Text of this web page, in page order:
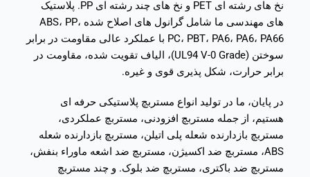
نخ های رشته ای PET و نخ های چند رشته ای PP. پلاستیک
های مهندسی ما شامل گرانول های اصلاح شده ABS، PP،
PC، PBT، PA6، PA6، PA66 با عملکرد عالی مقاومت در برابر
سوختن (UL94 V-0 Grade)، الیاف تقویت شده، مقاومت در
برابر حرارت، شکل پذیری قوی و غیره.
در پایان، ما در تولید انواع مستربچ پلاستیکی حرفه ای
هستیم، از جمله مستربچ افزودنی، مستربچ عملکردی،
مستربچ بازدارنده شعله پلی اتیلن، مستربچ بازدارنده شعله
ABS، مستربچ ضد اکسیژن، مستربچ ضد اشعه ماوراء بنفش،
مستربچ ضد باکتری، مستربچ ضد بلوک. و چند مستربچ